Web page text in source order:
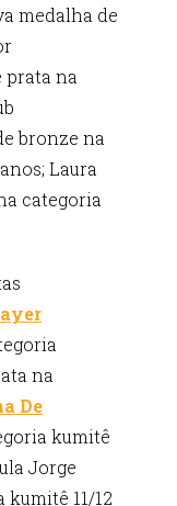
medalha de
prata na
bronze na
Laura
categoria
na
De
kumitê
Jorge
11/12